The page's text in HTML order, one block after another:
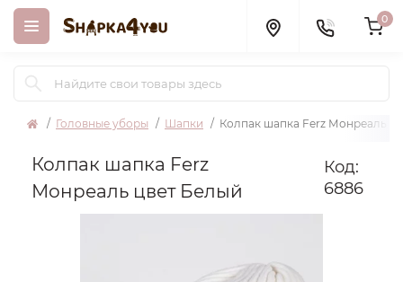
0
Головные уборы Шапки Колпак шапка Ferz Монреаль
Колпак шапка Ferz
Монреаль цвет Белый
Код:
6886